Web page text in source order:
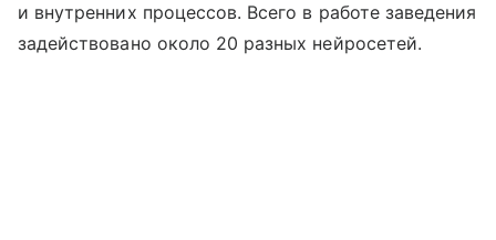
и внутренних процессов. Всего в работе заведения
задействовано около 20 разных нейросетей.